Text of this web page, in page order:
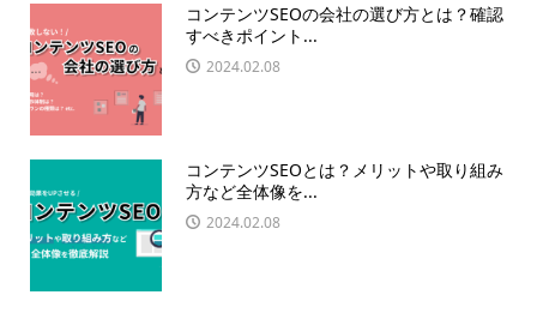
コンテンツSEOの会社の選び方とは？確認
すべきポイント...
2024.02.08
コンテンツSEOとは？メリットや取り組み
方など全体像を...
2024.02.08